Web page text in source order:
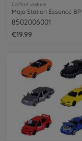
Coffret voiture
Majo Station Essence BP
8502006001
€19.99